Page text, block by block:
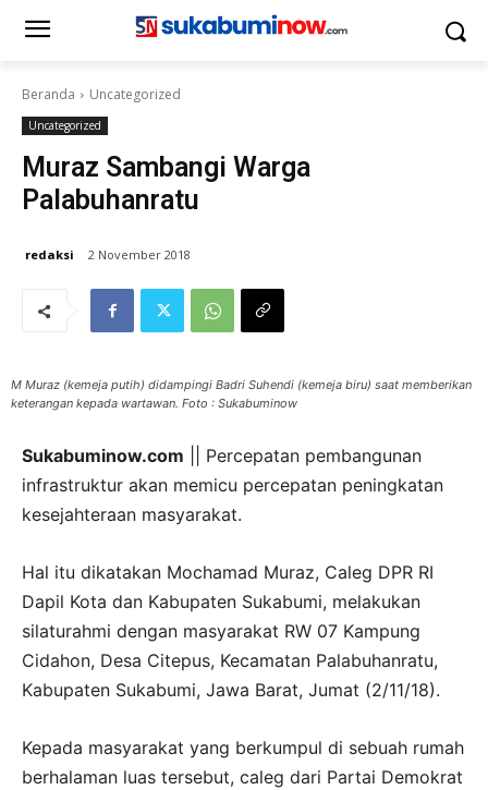
Beranda Uncategorized
Uncategorized
Muraz Sambangi Warga
Palabuhanratu
redaksi 2 November 2018
M Muraz (kemeja putih) didampingi Badri Suhendi (kemeja biru) saat memberikan
keterangan kepada wartawan. Foto : Sukabuminow
Sukabuminow.com || Percepatan pembangunan
infrastruktur akan memicu percepatan peningkatan
kesejahteraan masyarakat.
Hal itu dikatakan Mochamad Muraz, Caleg DPR RI
Dapil Kota dan Kabupaten Sukabumi, melakukan
silaturahmi dengan masyarakat RW 07 Kampung
Cidahon, Desa Citepus, Kecamatan Palabuhanratu,
Kabupaten Sukabumi, Jawa Barat, Jumat (2/11/18).
Kepada masyarakat yang berkumpul di sebuah rumah
berhalaman luas tersebut, caleg dari Partai Demokrat